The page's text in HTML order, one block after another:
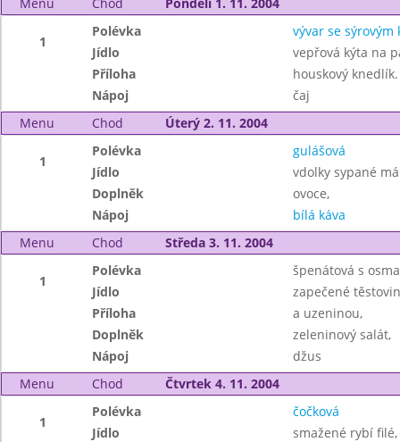
1
Polévka
vývar se sýrovým
Jídlo
vepřová kýta na
Příloha
houskový knedlík.
Nápoj
čaj
Menu
Chod Úterý 2. 11. 2004
1
Polévka
gulášová
Jídlo
vdolky sypané
Doplněk
ovoce,
Nápoj
bílá káva
Menu
Chod Středa 3. 11. 2004
1
Polévka
špenátová s
Jídlo
zapečené
Příloha
a uzeninou,
Doplněk
zeleninový salát,
Nápoj
džus
Menu
Chod Čtvrtek 4. 11. 2004
1
Polévka
čočková
Jídlo
smažené rybí filé,